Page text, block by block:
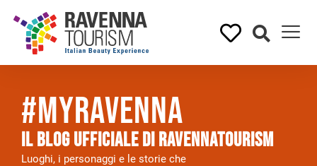
#myRavenna
Il BLOG UFFICIALE DI RAVENNATOURISM
Luoghi, i personaggi e le storie che